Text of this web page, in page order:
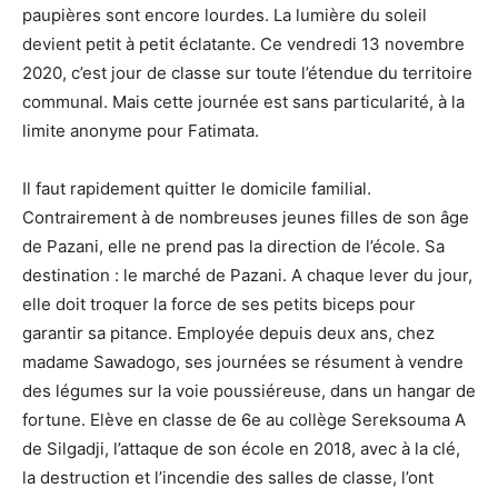
paupières sont encore lourdes. La lumière du soleil
devient petit à petit éclatante. Ce vendredi 13 novembre
2020, c’est jour de classe sur toute l’étendue du territoire
communal. Mais cette journée est sans particularité, à la
limite anonyme pour Fatimata.
Il faut rapidement quitter le domicile familial.
Contrairement à de nombreuses jeunes filles de son âge
de Pazani, elle ne prend pas la direction de l’école. Sa
destination : le marché de Pazani. A chaque lever du jour,
elle doit troquer la force de ses petits biceps pour
garantir sa pitance. Employée depuis deux ans, chez
madame Sawadogo, ses journées se résument à vendre
des légumes sur la voie poussiéreuse, dans un hangar de
fortune. Elève en classe de 6e au collège Sereksouma A
de Silgadji, l’attaque de son école en 2018, avec à la clé,
la destruction et l’incendie des salles de classe, l’ont